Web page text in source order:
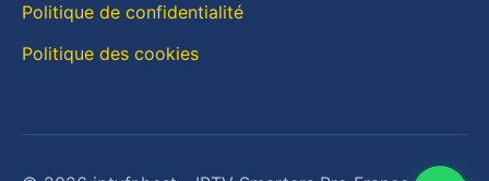
Politique de confidentialité
Politique des cookies